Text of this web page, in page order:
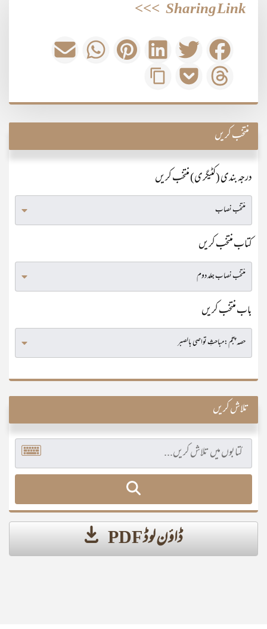
Sharing Link
>>>
منتخب کریں
درجہ بندی (کٹیگری) منتخب کریں
کتاب منتخب کریں
باب منتخب کریں
تلاش کریں
ڈاؤن لوڈ PDF